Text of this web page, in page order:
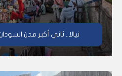
نيالا.. ثاني أكبر مدن